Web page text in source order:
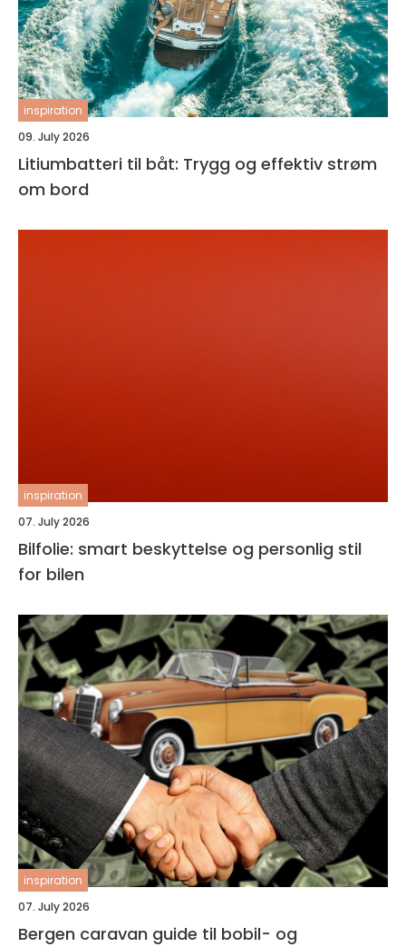
inspiration
09. July 2026
Litiumbatteri til båt: Trygg og effektiv strøm
om bord
inspiration
07. July 2026
Bilfolie: smart beskyttelse og personlig stil
for bilen
inspiration
07. July 2026
Bergen caravan guide til bobil- og